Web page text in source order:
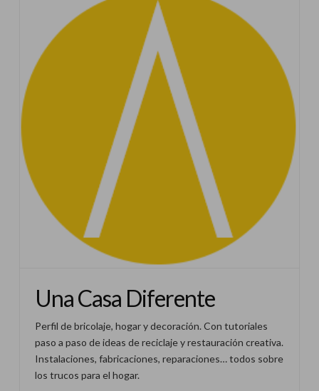
Una Casa Diferente
Perfil de bricolaje, hogar y decoración. Con tutoriales
paso a paso de ideas de reciclaje y restauración creativa.
Instalaciones, fabricaciones, reparaciones… todos sobre
los trucos para el hogar.